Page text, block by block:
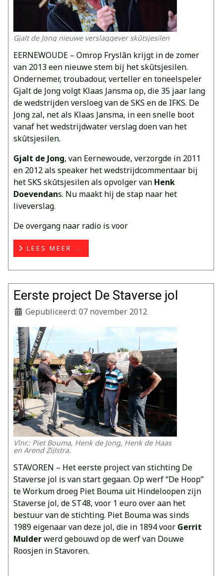
Gjalt de Jong nieuwe verslaggever skûtsjesilen
EERNEWOUDE – Omrop Fryslân krijgt in de zomer
van 2013 een nieuwe stem bij het skûtsjesilen.
Ondernemer, troubadour, verteller en toneelspeler
Gjalt de Jong volgt Klaas Jansma op, die 35 jaar lang
de wedstrijden versloeg van de SKS en de IFKS. De
Jong zal, net als Klaas Jansma, in een snelle boot
vanaf het wedstrijdwater verslag doen van het
skûtsjesilen.
Gjalt de Jong, van Eernewoude, verzorgde in 2011
en 2012 als speaker het wedstrijdcommentaar bij
het SKS skûtsjesilen als opvolger van Henk
Doevendans. Nu maakt hij de stap naar het
liveverslag.
De overgang naar radio is voor
LEES MEER ...
Eerste project De Staverse jol
Gepubliceerd: 07 november 2012
Vlnr.: Piet Bouma, Henk de Jong, Henk de Haas
en Arend Zijlstra.
STAVOREN – Het eerste project van stichting De
Staverse jol is van start gegaan. Op werf “De Hoop”
te Workum droeg Piet Bouma uit Hindeloopen zijn
Staverse jol, de ST48, voor 1 euro over aan het
bestuur van de stichting. Piet Bouma was sinds
1989 eigenaar van deze jol, die in 1894 voor Gerrit
Mulderwerd gebouwd op de werf van Douwe
Roosjen in Stavoren.